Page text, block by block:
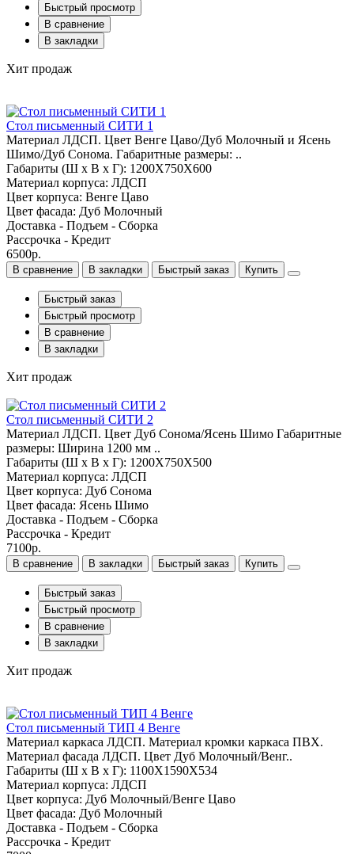
Быстрый просмотр
В сравнение
В закладки
Хит продаж
Стол письменный СИТИ 1
Материал ЛДСП. Цвет Венге Цаво/Дуб Молочный и Ясень
Шимо/Дуб Сонома. Габаритные размеры: ..
Габариты (Ш x В x Г): 1200Х750Х600
Материал корпуса: ЛДСП
Цвет корпуса: Венге Цаво
Цвет фасада: Дуб Молочный
Доставка - Подъем - Сборка
Рассрочка - Кредит
6500р.
В сравнение В закладки Быстрый заказ Купить
Быстрый заказ
Быстрый просмотр
В сравнение
В закладки
Хит продаж
Стол письменный СИТИ 2
Материал ЛДСП. Цвет Дуб Сонома/Ясень Шимо Габаритные
размеры: Ширина 1200 мм ..
Габариты (Ш x В x Г): 1200Х750Х500
Материал корпуса: ЛДСП
Цвет корпуса: Дуб Сонома
Цвет фасада: Ясень Шимо
Доставка - Подъем - Сборка
Рассрочка - Кредит
7100р.
В сравнение В закладки Быстрый заказ Купить
Быстрый заказ
Быстрый просмотр
В сравнение
В закладки
Хит продаж
Стол письменный ТИП 4 Венге
Материал каркаса ЛДСП. Материал кромки каркаса ПВХ.
Материал фасада ЛДСП. Цвет Дуб Молочный/Венг..
Габариты (Ш x В x Г): 1100Х1590Х534
Материал корпуса: ЛДСП
Цвет корпуса: Дуб Молочный/Венге Цаво
Цвет фасада: Дуб Молочный
Доставка - Подъем - Сборка
Рассрочка - Кредит